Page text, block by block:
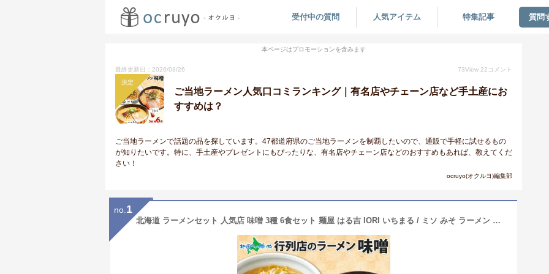
受付中の質問 人気アイテム 特集記事 質問
本ページはプロモーションを含みます
最終更新日：2026/03/26 73View 22 コメント
決定
ご当地ラーメン人気口コミランキング｜有名店やチェーン店など手土産にお
すすめは？
ご当地ラーメンで話題の品を探しています。47都道府県のご当地ラーメンを制覇したいので、通販で手軽に試せるもの
が知りたいです。特に、手土産やプレゼントにもぴったりな、有名店やチェーン店などのおすすめもあれば、教えてくだ
さい！
ocruyo(オクルヨ)編集部
no. 1
北海道 ラーメンセット 人気店 味噌 3種 6食セット 麺屋 はる吉 IORI いちまる / ミソ みそ ラーメン セット 詰め合わせ 寒中見舞い お年始 御年賀 お年賀 お歳暮 ラーメン ギフト 食べ比べ お取り寄せラーメン 有名店 ご当地ラーメン お歳暮 ラーメン 取り寄せ 名店